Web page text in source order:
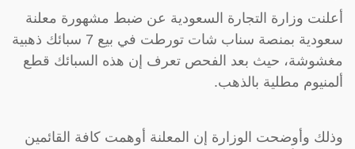
أعلنت وزارة التجارة السعودية عن ضبط مشهورة معلنة
سعودية بمنصة سناب شات تورطت في بيع 7 سبائك ذهبية
مغشوشة، حيث بعد الفحص تعرف إن هذه السبائك قطع
ألمنيوم مطلية بالذهب.
وذلك وأوضحت الوزارة إن المعلنة أوهمت كافة القائمين